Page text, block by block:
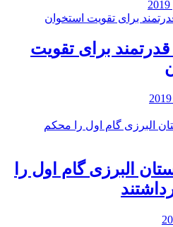
قدرتمند برای تقویت
البرزی گام اول را